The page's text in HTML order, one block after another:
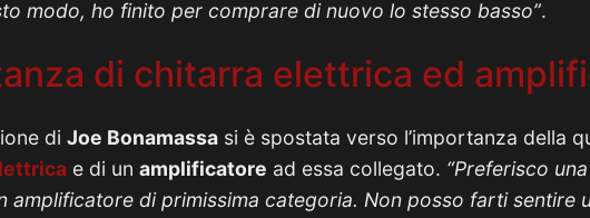
modo, ho finito per comprare di nuovo lo stesso basso”.
di chitarra elettrica ed
di Joe Bonamassa si è spostata verso l’importanza della
e di un amplificatore ad essa collegato. “Preferisco
amplificatore di primissima categoria. Non posso farti sentire